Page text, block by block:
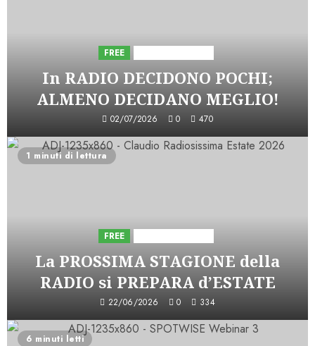
FREE
In RADIO DECIDONO POCHI;
ALMENO DECIDANO MEGLIO!
02/07/2026 0 470
1 minuti di lettura
FREE
La PROSSIMA STAGIONE della
RADIO si PREPARA d’ESTATE
22/06/2026 0 334
6 minuti letti